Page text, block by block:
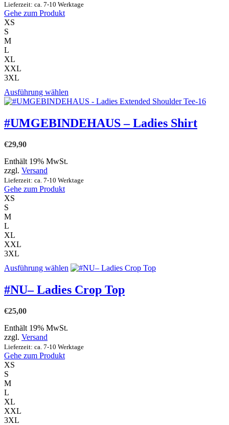
auf
Lieferzeit: ca. 7-10 Werktage
Gehe zum Produkt
XS
S
M
L
XL
XXL
3XL
Ausführung wählen
Produkt
mehrere
Varianten
der
#UMGEBINDEHAUS – Ladies Shirt
€29,90
Enthält 19% MwSt.
zzgl. Versand
Lieferzeit: ca. 7-10 Werktage
Gehe zum Produkt
XS
S
M
L
XL
XXL
3XL
Ausführung wählen Dieses
weist
mehrere
auf
#NU– Ladies Crop Top
€25,00
Enthält 19% MwSt.
zzgl. Versand
Lieferzeit: ca. 7-10 Werktage
Gehe zum Produkt
XS
S
M
L
XL
XXL
3XL